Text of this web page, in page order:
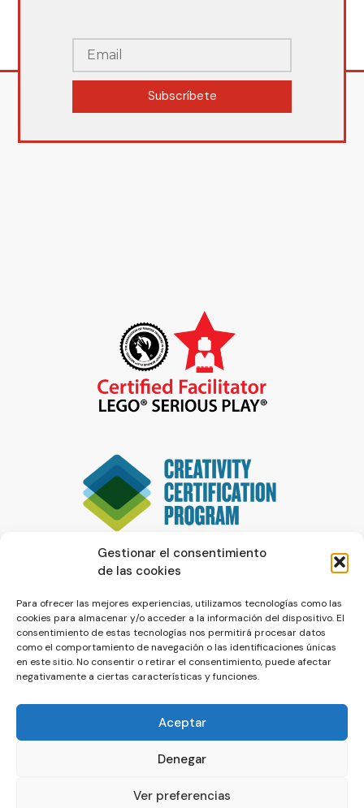
Gestionar el consentimiento
de las cookies
Para ofrecer las mejores experiencias, utilizamos tecnologías como las
cookies para almacenar y/o acceder a la información del dispositivo. El
consentimiento de estas tecnologías nos permitirá procesar datos
como el comportamiento de navegación o las identificaciones únicas
en este sitio. No consentir o retirar el consentimiento, puede afectar
negativamente a ciertas características y funciones.
Aceptar
Denegar
Ver preferencias
Subscríbete
© La Servilleta - El Blog de Paco Prieto